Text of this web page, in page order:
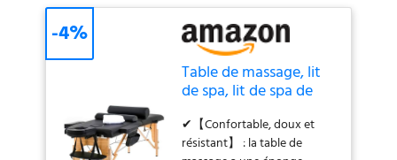
détails】 : la housse de table
de massage drapée dans un
cuir PVC luxueux, durable,
doux et facile à nettoyer,
mais le lit de spa n'a pas
d'odeur désagréable comme
d'autres matériaux
synthétiques. Le verrou
Table de massage, lit
de spa, lit de spa de
réglable en hauteur,
portable, 2 tables
✔【Confortable, doux et
résistant】 : la table de
-4%